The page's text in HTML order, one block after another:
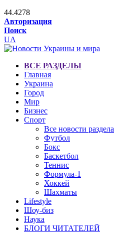
44.4278
Авторизация
Поиск
UA
ВСЕ РАЗДЕЛЫ
Главная
Украина
Город
Мир
Бизнес
Спорт
Все новости раздела
Футбол
Бокс
Баскетбол
Теннис
Формула-1
Хоккей
Шахматы
Lifestyle
Шоу-биз
Наука
БЛОГИ ЧИТАТЕЛЕЙ